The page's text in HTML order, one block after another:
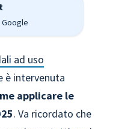
ad uso
è intervenuta
applicare le
. Va ricordato che